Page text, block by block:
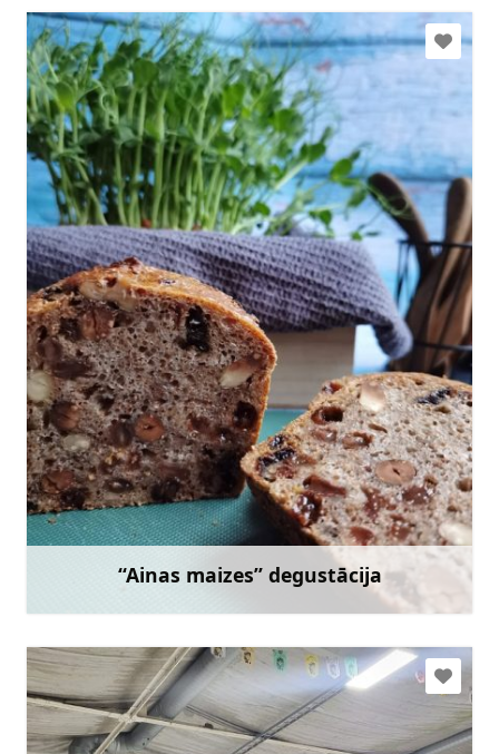
“Ainas maizes” degustācija
+371 29434181
Doties
Uzzināt vairāk